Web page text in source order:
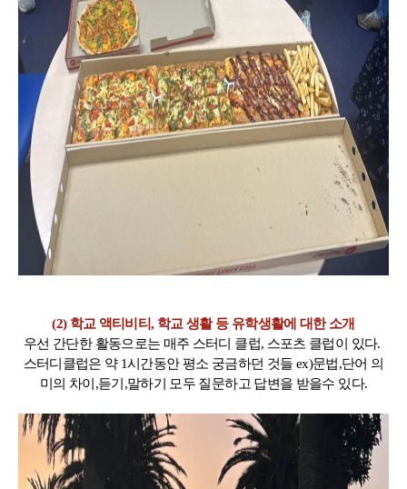
(2) 학교 액티비티, 학교 생활 등 유학생활에 대한 소개
우선 간단한 활동으로는 매주 스터디 클럽, 스포츠 클럽이 있다.
스터디클럽은 약 1시간동안 평소 궁금하던 것들 ex)문법,단어 의
미의 차이,듣기,말하기 모두 질문하고 답변을 받을수 있다.